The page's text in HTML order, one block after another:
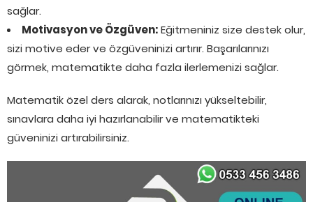
sağlar.
Motivasyon ve Özgüven:Eğitmeniniz size destek olur,
sizi motive eder ve özgüveninizi artırır. Başarılarınızı
görmek, matematikte daha fazla ilerlemenizi sağlar.
Matematik özel ders alarak, notlarınızı yükseltebilir,
sınavlara daha iyi hazırlanabilir ve matematikteki
güveninizi artırabilirsiniz.